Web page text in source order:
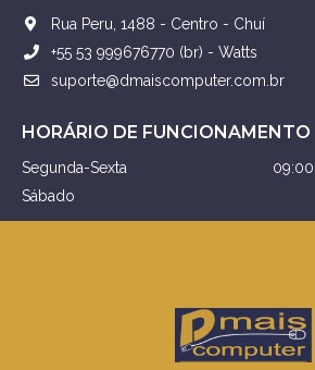
Rua Peru, 1488 - Centro - Chuí
+55 53 999676770 (br) - Watts
suporte@dmaiscomputer.com.br
HORÁRIO DE FUNCIONAMENTO
Segunda-Sexta
09:00
Sábado